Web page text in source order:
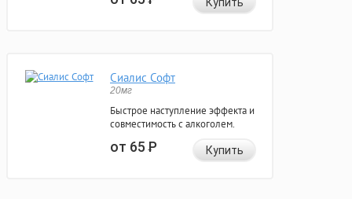
Купить
Сиалис Софт
20мг
Быстрое наступление эффекта и
совместимость с алкоголем.
от 65Р Купить